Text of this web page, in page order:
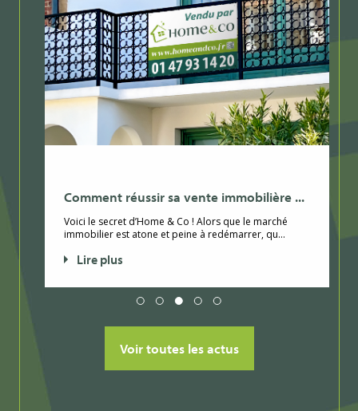
Comment réussir sa vente immobilière ...
Voici le secret d’Home & Co ! Alors que le marché
immobilier est atone et peine à redémarrer, qu...
Lire plus
Voir toutes les actus